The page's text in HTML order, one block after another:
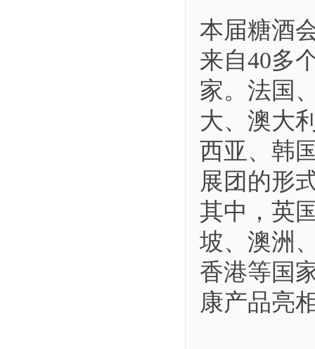
本届糖酒
来自40多
家。法国
大、澳大
西亚、韩
展团的形
其中，英
坡、澳洲
香港等国
康产品亮